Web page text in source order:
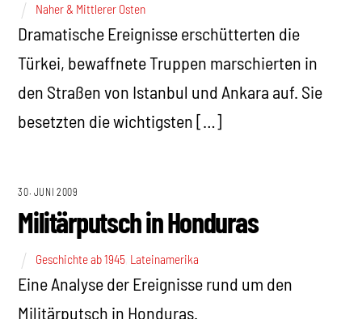
Naher & Mittlerer Osten
Dramatische Ereignisse erschütterten die
Türkei, bewaffnete Truppen marschierten in
den Straßen von Istanbul und Ankara auf. Sie
besetzten die wichtigsten […]
30. JUNI 2009
Militärputsch in Honduras
Geschichte ab 1945 Lateinamerika
Eine Analyse der Ereignisse rund um den
Militärputsch in Honduras.